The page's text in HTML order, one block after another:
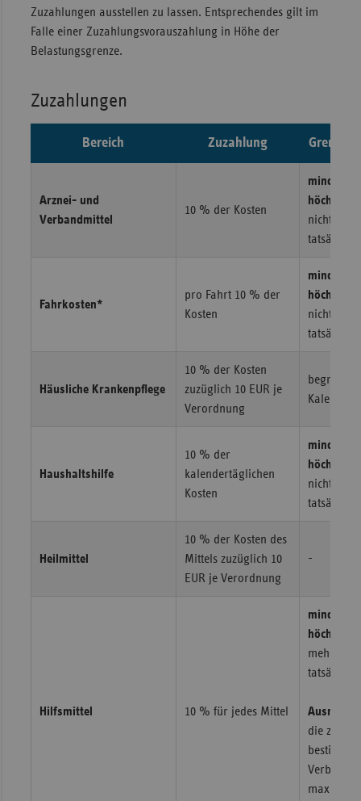
Zuzahlungen ausstellen zu lassen. Entsprechendes gilt im
Falle einer Zuzahlungsvorauszahlung in Höhe der
Belastungsgrenze.
Zuzahlungen
Bereich Zuzahlung Grenzen
Arznei- und
Verbandmittel
10 % der Kosten
nicht
Fahrkosten*
pro Fahrt 10 % der
Kosten
nicht
Häusliche Krankenpflege
10 % der Kosten
zuzüglich 10 EUR je
Verordnung
begrenzt
Haushaltshilfe
10 % der
kalendertäglichen
Kosten
nicht
Heilmittel
10 % der Kosten des
Mittels zuzüglich 10
EUR je Verordnung
-
Hilfsmittel 10 % für jedes Mittel
mehr als
die zum
bestimmt
maximal